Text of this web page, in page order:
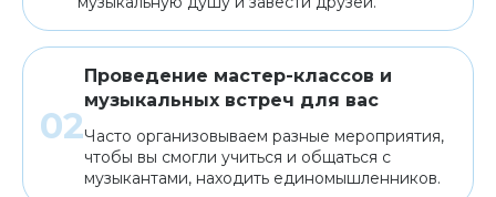
Проведение мастер-классов и
музыкальных встреч для вас
Часто организовываем разные мероприятия,
чтобы вы смогли учиться и общаться с
музыкантами, находить единомышленников.